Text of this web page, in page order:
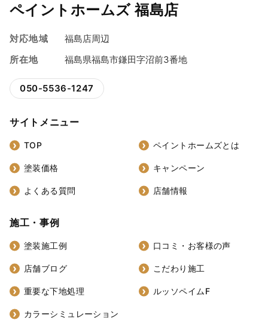
ペイントホームズ 福島店
対応地域
福島店周辺
所在地
福島県福島市鎌田字沼前3番地
050-5536-1247
サイトメニュー
TOP ペイントホームズとは
塗装価格 キャンペーン
よくある質問 店舗情報
施工・事例
塗装施工例 口コミ・お客様の声
店舗ブログ こだわり施工
重要な下地処理 ルッソペイムF
カラーシミュレーション